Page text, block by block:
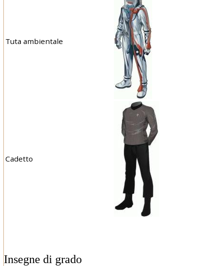
Tuta ambientale
Cadetto
Insegne di grado